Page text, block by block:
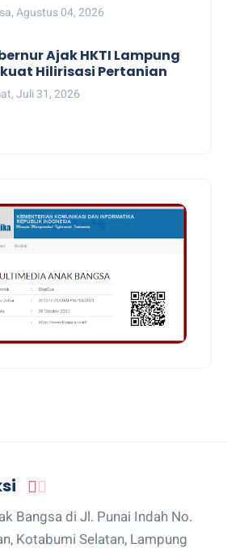
Agustus 04, 2026
Ajak HKTI Lampung
Hilirisasi Pertanian
Juli 31, 2026
Bangsa di Jl. Punai Indah No.
Kotabumi Selatan, Lampung